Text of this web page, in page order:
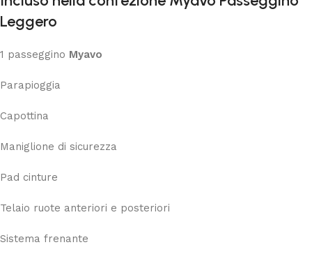
Leggero
1 passeggino Myavo
Parapioggia
Capottina
Maniglione di sicurezza
Pad cinture
Telaio ruote anteriori e posteriori
Sistema frenante